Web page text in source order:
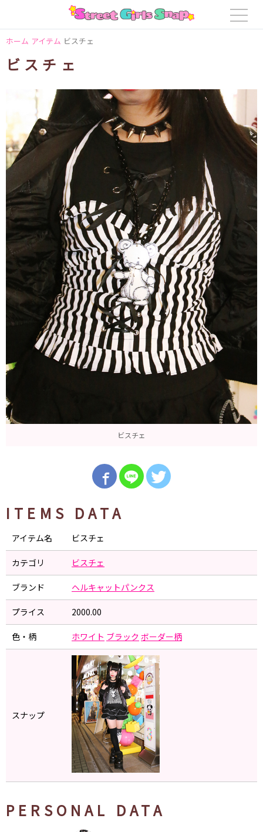
ホーム アイテム ビスチェ
ビスチェ
ビスチェ
ITEMS DATA
アイテム名 ビスチェ
カテゴリ ビスチェ
ブランド ヘルキャットパンクス
プライス 2000.00
色・柄 ホワイト ブラック ボーダー柄
スナップ
PERSONAL DATA